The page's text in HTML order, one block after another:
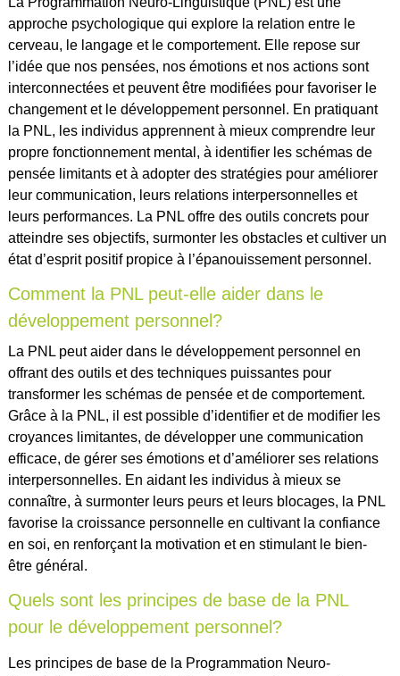
approche psychologique qui explore la relation entre le
cerveau, le langage et le comportement. Elle repose sur
l’idée que nos pensées, nos émotions et nos actions sont
interconnectées et peuvent être modifiées pour favoriser le
changement et le développement personnel. En pratiquant
la PNL, les individus apprennent à mieux comprendre leur
propre fonctionnement mental, à identifier les schémas de
pensée limitants et à adopter des stratégies pour améliorer
leur communication, leurs relations interpersonnelles et
leurs performances. La PNL offre des outils concrets pour
atteindre ses objectifs, surmonter les obstacles et cultiver un
état d’esprit positif propice à l’épanouissement personnel.
Comment la PNL peut-elle aider dans le
développement personnel?
La PNL peut aider dans le développement personnel en
offrant des outils et des techniques puissantes pour
transformer les schémas de pensée et de comportement.
Grâce à la PNL, il est possible d’identifier et de modifier les
croyances limitantes, de développer une communication
efficace, de gérer ses émotions et d’améliorer ses relations
interpersonnelles. En aidant les individus à mieux se
connaître, à surmonter leurs peurs et leurs blocages, la PNL
favorise la croissance personnelle en cultivant la confiance
en soi, en renforçant la motivation et en stimulant le bien-
être général.
Quels sont les principes de base de la PNL
pour le développement personnel?
Les principes de base de la Programmation Neuro-